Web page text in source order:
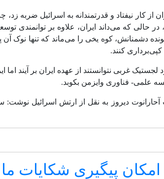
از کار نیفتاد و قدرتمندانه به اسرائیل ضربه
در حالی که می‌داند ایران، علاوه‌ بر
دشمنانش، کوه یخی را می‌ماند که تنها نوک
کپی‌برداری کنند.
لجستیک غربی نتوانستند از عهده ایران بر آیند
علمی- فناوری وایزمن بکوبد.
امکان پیگیری شکایات